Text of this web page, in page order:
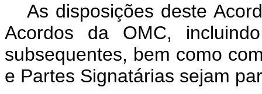
As disposições deste
Acordos da OMC,
subsequentes, bem como
e Partes Signatárias sejam